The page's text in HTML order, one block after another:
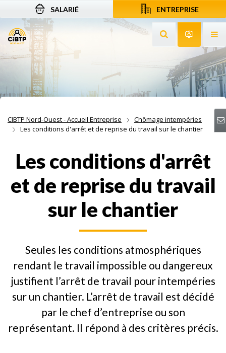
Aller au contenu
Aller à la recherche
Aller à la navigation
SALARIÉ ENTREPRISE
Rechercher sur
CIBTP Nord-Ouest - Accueil Entreprise
Chômage intempéries
Les conditions d'arrêt et de reprise du travail sur le chantier
Les conditions d'arrêt
et de reprise du travail
sur le chantier
Seules les conditions atmosphériques
rendant le travail impossible ou dangereux
justifient l’arrêt de travail pour intempéries
sur un chantier. L’arrêt de travail est décidé
par le chef d’entreprise ou son
représentant. Il répond à des critères précis.